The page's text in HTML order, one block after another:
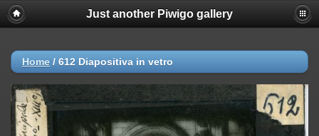
Deprecated
: strncmp(): Passing null to parameter #1 ($string1) of type
string is deprecated in
Just another Piwigo gallery
Home / 612 Diapositiva in vetro